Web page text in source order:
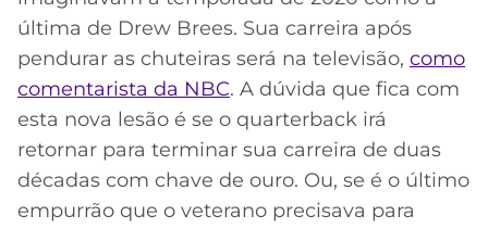
última de Drew Brees. Sua carreira após
pendurar as chuteiras será na televisão, como
comentarista da NBC. A dúvida que fica com
esta nova lesão é se o quarterback irá
retornar para terminar sua carreira de duas
décadas com chave de ouro. Ou, se é o último
empurrão que o veterano precisava para